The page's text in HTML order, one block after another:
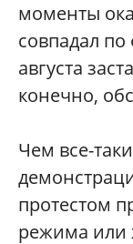
моменты
совпадал
августа
конечно,
Чем все-
протестом
режима или